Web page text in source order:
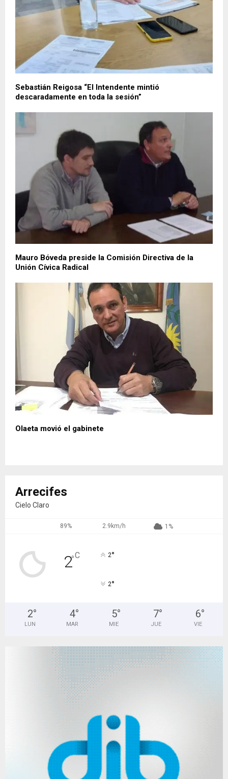
Sebastián Reigosa “El Intendente mintió
descaradamente en toda la sesión”
Mauro Bóveda preside la Comisión Directiva de la
Unión Cívica Radical
Olaeta movió el gabinete
Arrecifes
Cielo Claro
89% 2.9km/h 1%
2°C 2°
2°
2°
LUN
4°
MAR
5°
MIE
7°
JUE
6°
VIE